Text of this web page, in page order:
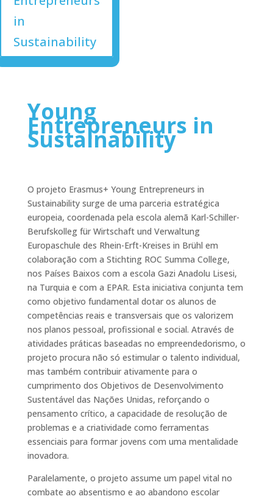
in
Sustainability
Young
Entrepreneurs in
Sustainability
O projeto Erasmus+ Young Entrepreneurs in
Sustainability surge de uma parceria estratégica
europeia, coordenada pela escola alemã Karl-Schiller-
Berufskolleg für Wirtschaft und Verwaltung
Europaschule des Rhein-Erft-Kreises in Brühl em
colaboração com a Stichting ROC Summa College,
nos Países Baixos com a escola Gazi Anadolu Lisesi,
na Turquia e com a EPAR. Esta iniciativa conjunta tem
como objetivo fundamental dotar os alunos de
competências reais e transversais que os valorizem
nos planos pessoal, profissional e social. Através de
atividades práticas baseadas no empreendedorismo, o
projeto procura não só estimular o talento individual,
mas também contribuir ativamente para o
cumprimento dos Objetivos de Desenvolvimento
Sustentável das Nações Unidas, reforçando o
pensamento crítico, a capacidade de resolução de
problemas e a criatividade como ferramentas
essenciais para formar jovens com uma mentalidade
inovadora.
Paralelamente, o projeto assume um papel vital no
combate ao absentismo e ao abandono escolar